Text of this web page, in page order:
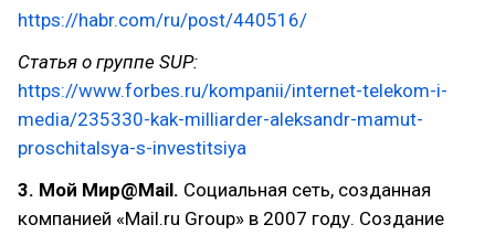
https://habr.com/ru/post/440516/
Статья о группе SUP:
https://www.forbes.ru/kompanii/internet-telekom-i-
media/235330-kak-milliarder-aleksandr-mamut-
proschitalsya-s-investitsiya
3. Мой Мир@Mail. Социальная сеть, созданная
компанией «Mail.ru Group» в 2007 году. Создание